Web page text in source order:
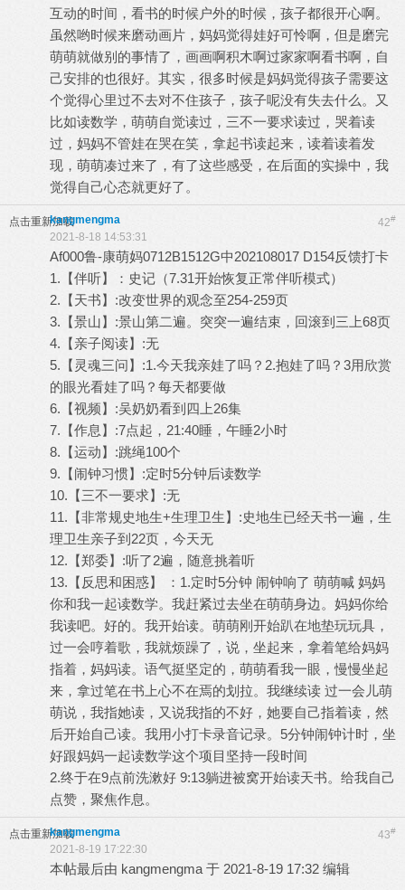
互动的时间，看书的时候户外的时候，孩子都很开心啊。
虽然哟时候来磨动画片，妈妈觉得娃好可怜啊，但是磨完
萌萌就做别的事情了，画画啊积木啊过家家啊看书啊，自
己安排的也很好。其实，很多时候是妈妈觉得孩子需要这
个觉得心里过不去对不住孩子，孩子呢没有失去什么。又
比如读数学，萌萌自觉读过，三不一要求读过，哭着读
过，妈妈不管娃在哭在笑，拿起书读起来，读着读着发
现，萌萌凑过来了，有了这些感受，在后面的实操中，我
觉得自己心态就更好了。
点击重新加载 42#
kangmengma
2021-8-18 14:53:31
Af000鲁-康萌妈0712B1512G中202108017 D154反馈打卡
1.【伴听】：史记（7.31开始恢复正常伴听模式）
2.【天书】:改变世界的观念至254-259页
3.【景山】:景山第二遍。突突一遍结束，回滚到三上68页
4.【亲子阅读】:无
5.【灵魂三问】:1.今天我亲娃了吗？2.抱娃了吗？3用欣赏
的眼光看娃了吗？每天都要做
6.【视频】:吴奶奶看到四上26集
7.【作息】:7点起，21:40睡，午睡2小时
8.【运动】:跳绳100个
9.【闹钟习惯】:定时5分钟后读数学
10.【三不一要求】:无
11.【非常规史地生+生理卫生】:史地生已经天书一遍，生
理卫生亲子到22页，今天无
12.【郑委】:听了2遍，随意挑着听
13.【反思和困惑】 ：1.定时5分钟 闹钟响了 萌萌喊 妈妈
你和我一起读数学。我赶紧过去坐在萌萌身边。妈妈你给
我读吧。好的。我开始读。萌萌刚开始趴在地垫玩玩具，
过一会哼着歌，我就烦躁了，说，坐起来，拿着笔给妈妈
指着，妈妈读。语气挺坚定的，萌萌看我一眼，慢慢坐起
来，拿过笔在书上心不在焉的划拉。我继续读 过一会儿萌
萌说，我指她读，又说我指的不好，她要自己指着读，然
后开始自己读。我用小打卡录音记录。5分钟闹钟计时，坐
好跟妈妈一起读数学这个项目坚持一段时间
2.终于在9点前洗漱好 9:13躺进被窝开始读天书。给我自己
点赞，聚焦作息。
点击重新加载 43#
kangmengma
2021-8-19 17:22:30
本帖最后由 kangmengma 于 2021-8-19 17:32 编辑